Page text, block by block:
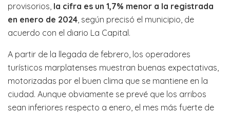
provisorios, la cifra es un 1,7% menor a la registrada
en enero de 2024 , según precisó el municipio, de
acuerdo con el diario La Capital.
A partir de la llegada de febrero, los operadores
turísticos marplatenses muestran buenas expectativas,
motorizadas por el buen clima que se mantiene en la
ciudad. Aunque obviamente se prevé que los arribos
sean inferiores respecto a enero, el mes más fuerte de